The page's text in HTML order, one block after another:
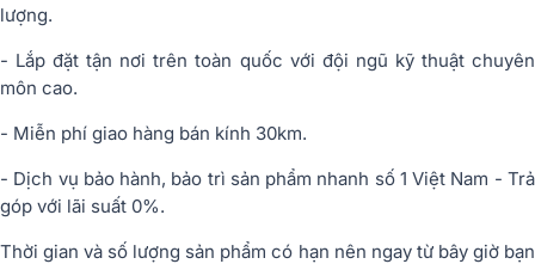
lượng.
- Lắp đặt tận nơi trên toàn quốc với đội ngũ kỹ thuật chuyên
môn cao.
- Miễn phí giao hàng bán kính 30km.
- Dịch vụ bảo hành, bảo trì sản phẩm nhanh số 1 Việt Nam - Trả
góp với lãi suất 0%.
Thời gian và số lượng sản phẩm có hạn nên ngay từ bây giờ bạn